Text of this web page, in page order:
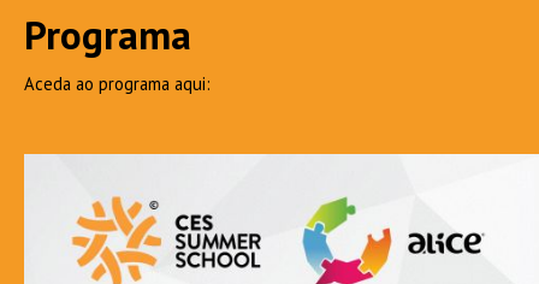
Programa
Aceda ao programa aqui: